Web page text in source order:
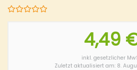
4,49
inkl. gesetzlicher
Zuletzt aktualisiert am: 8.